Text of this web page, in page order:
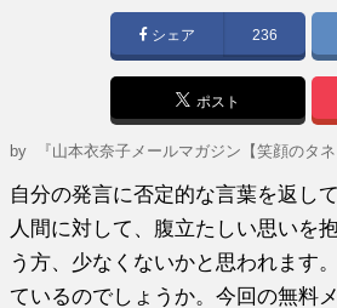
シェア 236
ポスト
by 『山本衣奈子メールマガジン【笑顔のタネ
自分の発言に否定的な言葉を返し
人間に対して、腹立たしい思いを
う方、少なくないかと思われます
ているのでしょうか。今回の無料